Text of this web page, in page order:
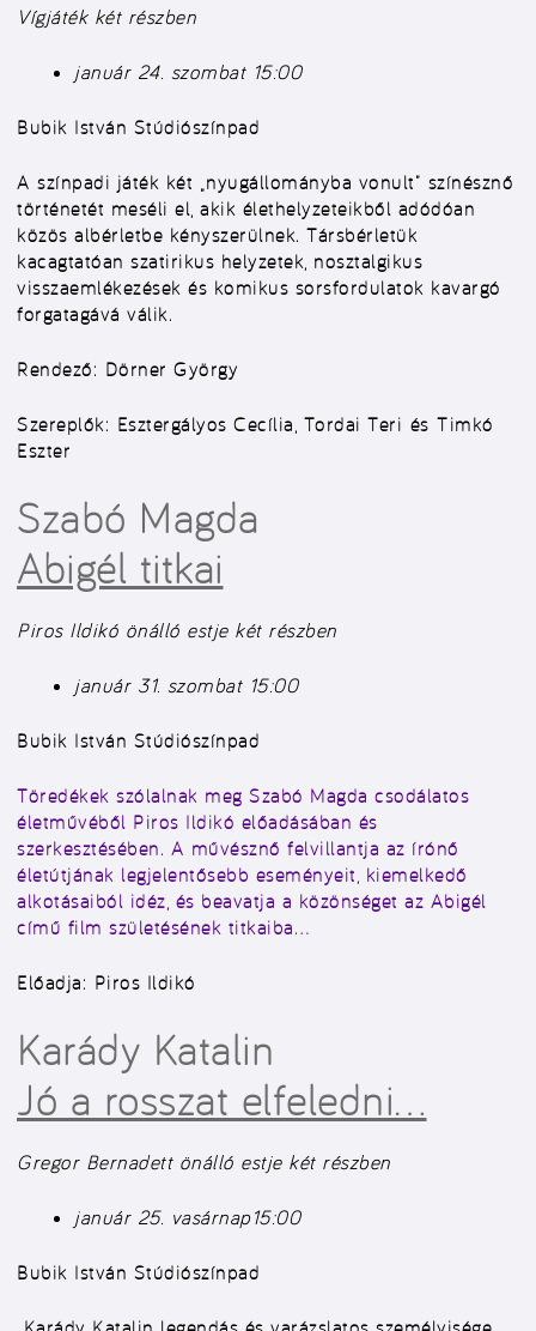
Vígjáték két részben
január 24. szombat 15:00
Bubik István Stúdiószínpad
A színpadi játék két „nyugállományba vonult” színésznő
történetét meséli el, akik élethelyzeteikből adódóan
közös albérletbe kényszerülnek. Társbérletük
kacagtatóan szatirikus helyzetek, nosztalgikus
visszaemlékezések és komikus sorsfordulatok kavargó
forgatagává válik.
Rendező: Dörner György
Szereplők: Esztergályos Cecília, Tordai Teri és Timkó
Eszter
Szabó Magda
Abigél titkai
Piros Ildikó önálló estje két részben
január 31. szombat 15:00
Bubik István Stúdiószínpad
Töredékek szólalnak meg Szabó Magda csodálatos
életművéből Piros Ildikó előadásában és
szerkesztésében. A művésznő felvillantja az írónő
életútjának legjelentősebb eseményeit, kiemelkedő
alkotásaiból idéz, és beavatja a közönséget az Abigél
című film születésének titkaiba…
Előadja: Piros Ildikó
Karády Katalin
Jó a rosszat elfeledni…
Gregor Bernadett önálló estje két részben
január 25. vasárnap15:00
Bubik István Stúdiószínpad